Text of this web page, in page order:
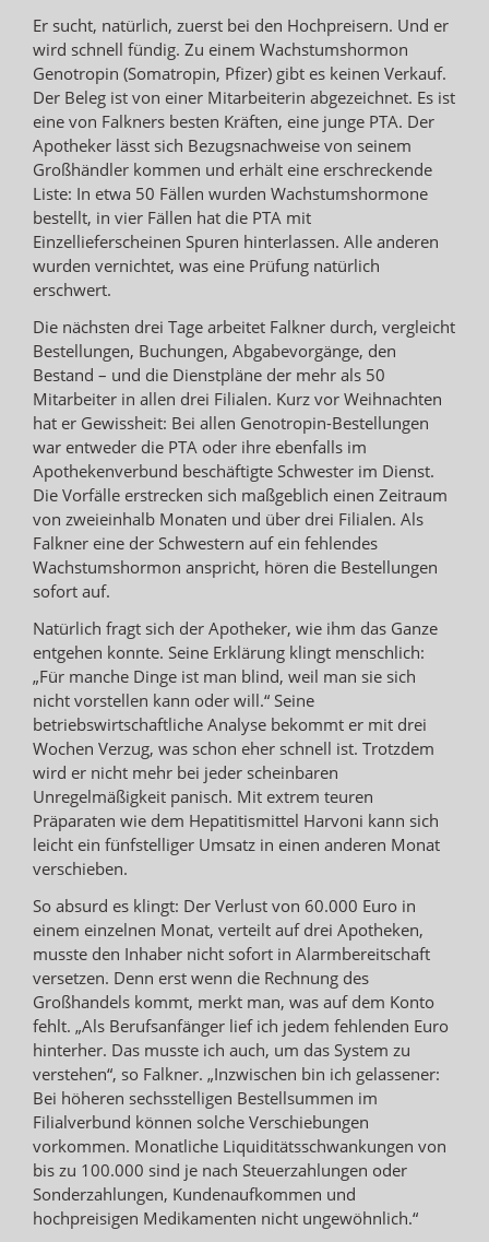
Er sucht, natürlich, zuerst bei den Hochpreisern. Und er
wird schnell fündig. Zu einem Wachstumshormon
Genotropin (Somatropin, Pfizer) gibt es keinen Verkauf.
Der Beleg ist von einer Mitarbeiterin abgezeichnet. Es ist
eine von Falkners besten Kräften, eine junge PTA. Der
Apotheker lässt sich Bezugsnachweise von seinem
Großhändler kommen und erhält eine erschreckende
Liste: In etwa 50 Fällen wurden Wachstumshormone
bestellt, in vier Fällen hat die PTA mit
Einzellieferscheinen Spuren hinterlassen. Alle anderen
wurden vernichtet, was eine Prüfung natürlich
erschwert.
Die nächsten drei Tage arbeitet Falkner durch, vergleicht
Bestellungen, Buchungen, Abgabevorgänge, den
Bestand – und die Dienstpläne der mehr als 50
Mitarbeiter in allen drei Filialen. Kurz vor Weihnachten
hat er Gewissheit: Bei allen Genotropin-Bestellungen
war entweder die PTA oder ihre ebenfalls im
Apothekenverbund beschäftigte Schwester im Dienst.
Die Vorfälle erstrecken sich maßgeblich einen Zeitraum
von zweieinhalb Monaten und über drei Filialen. Als
Falkner eine der Schwestern auf ein fehlendes
Wachstumshormon anspricht, hören die Bestellungen
sofort auf.
Natürlich fragt sich der Apotheker, wie ihm das Ganze
entgehen konnte. Seine Erklärung klingt menschlich:
„Für manche Dinge ist man blind, weil man sie sich
nicht vorstellen kann oder will.“ Seine
betriebswirtschaftliche Analyse bekommt er mit drei
Wochen Verzug, was schon eher schnell ist. Trotzdem
wird er nicht mehr bei jeder scheinbaren
Unregelmäßigkeit panisch. Mit extrem teuren
Präparaten wie dem Hepatitismittel Harvoni kann sich
leicht ein fünfstelliger Umsatz in einen anderen Monat
verschieben.
So absurd es klingt: Der Verlust von 60.000 Euro in
einem einzelnen Monat, verteilt auf drei Apotheken,
musste den Inhaber nicht sofort in Alarmbereitschaft
versetzen. Denn erst wenn die Rechnung des
Großhandels kommt, merkt man, was auf dem Konto
fehlt. „Als Berufsanfänger lief ich jedem fehlenden Euro
hinterher. Das musste ich auch, um das System zu
verstehen“, so Falkner. „Inzwischen bin ich gelassener:
Bei höheren sechsstelligen Bestellsummen im
Filialverbund können solche Verschiebungen
vorkommen. Monatliche Liquiditätsschwankungen von
bis zu 100.000 sind je nach Steuerzahlungen oder
Sonderzahlungen, Kundenaufkommen und
hochpreisigen Medikamenten nicht ungewöhnlich.“